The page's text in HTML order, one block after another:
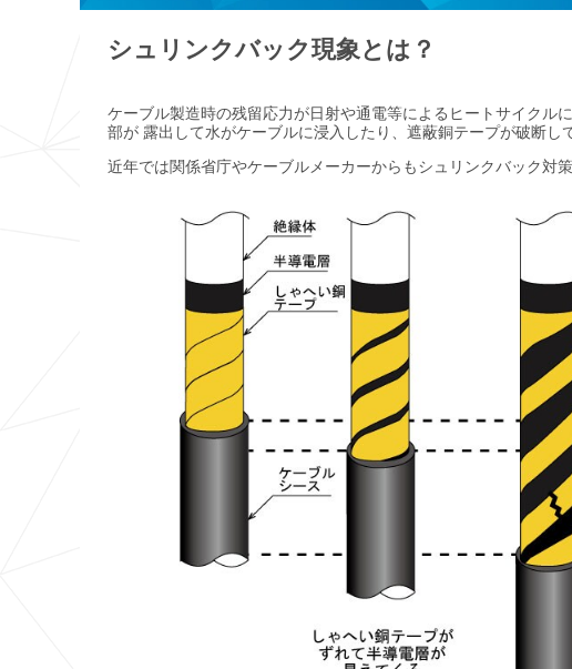
シュリンクバック現象とは？
ケーブル製造時の残留応力が日射や通電等によるヒートサイクル
部が 露出して水がケーブルに浸入したり、遮蔽銅テープが破断し
近年では関係省庁やケーブルメーカーからもシュリンクバック対